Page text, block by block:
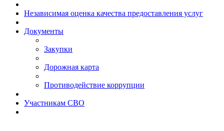
Независимая оценка качества предоставления услуг
Документы
Закупки
Дорожная карта
Противодействие коррупции
Участникам СВО